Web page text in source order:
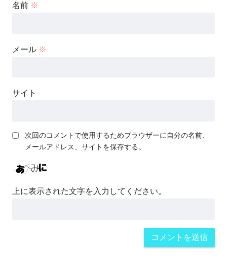
名前 ※
メール ※
サイト
次回のコメントで使用するためブラウザーに自分の名前、
メールアドレス、サイトを保存する。
上に表示された文字を入力してください。